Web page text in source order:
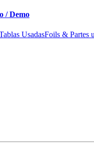
/ Demo
UsadasFoils & Partes